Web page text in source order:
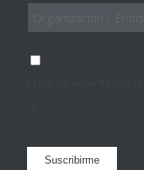
Entidad
Empresa
Consentimiento
Suscribirme